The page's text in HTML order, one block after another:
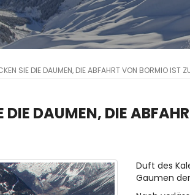
SIE DIE DAUMEN, DIE ABFAHRT VON BORMIO IST
DIE DAUMEN, DIE
Duft des
Gaumen